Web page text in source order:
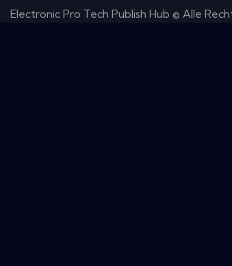
Electronic Pro Tech Publish Hub © Alle